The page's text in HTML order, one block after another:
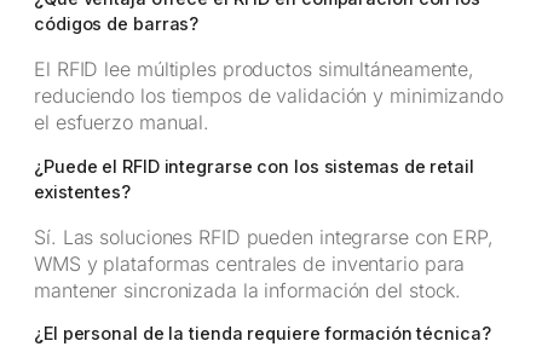
códigos de barras?
El RFID lee múltiples productos simultáneamente,
reduciendo los tiempos de validación y minimizando
el esfuerzo manual.
¿Puede el RFID integrarse con los sistemas de retail
existentes?
Sí. Las soluciones RFID pueden integrarse con ERP,
WMS y plataformas centrales de inventario para
mantener sincronizada la información del stock.
¿El personal de la tienda requiere formación técnica?